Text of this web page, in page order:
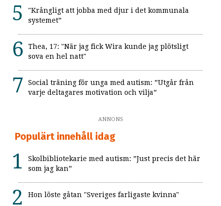
"Krångligt att jobba med djur i det kommunala
systemet”
Thea, 17: "När jag fick Wira kunde jag plötsligt
sova en hel natt"
Social träning för unga med autism: ”Utgår från
varje deltagares motivation och vilja”
ANNONS
Populärt innehåll idag
Skolbibliotekarie med autism: ”Just precis det här
som jag kan”
Hon löste gåtan "Sveriges farligaste kvinna"